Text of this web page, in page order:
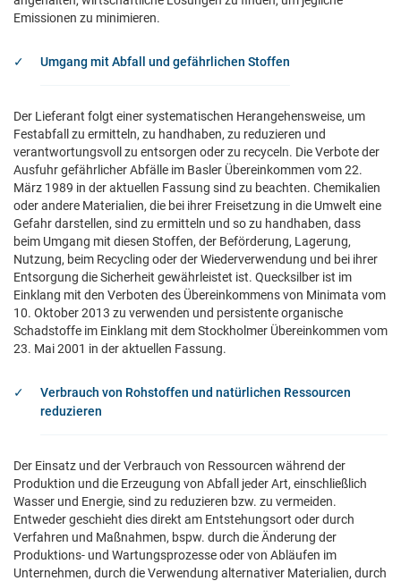
Emissionen zu minimieren.
Umgang mit Abfall und gefährlichen Stoffen
Der Lieferant folgt einer systematischen Herangehensweise, um
Festabfall zu ermitteln, zu handhaben, zu reduzieren und
verantwortungsvoll zu entsorgen oder zu recyceln. Die Verbote der
Ausfuhr gefährlicher Abfälle im Basler Übereinkommen vom 22.
März 1989 in der aktuellen Fassung sind zu beachten. Chemikalien
oder andere Materialien, die bei ihrer Freisetzung in die Umwelt eine
Gefahr darstellen, sind zu ermitteln und so zu handhaben, dass
beim Umgang mit diesen Stoffen, der Beförderung, Lagerung,
Nutzung, beim Recycling oder der Wiederverwendung und bei ihrer
Entsorgung die Sicherheit gewährleistet ist. Quecksilber ist im
Einklang mit den Verboten des Übereinkommens von Minimata vom
10. Oktober 2013 zu verwenden und persistente organische
Schadstoffe im Einklang mit dem Stockholmer Übereinkommen vom
23. Mai 2001 in der aktuellen Fassung.
Verbrauch von Rohstoffen und natürlichen Ressourcen
reduzieren
Der Einsatz und der Verbrauch von Ressourcen während der
Produktion und die Erzeugung von Abfall jeder Art, einschließlich
Wasser und Energie, sind zu reduzieren bzw. zu vermeiden.
Entweder geschieht dies direkt am Entstehungsort oder durch
Verfahren und Maßnahmen, bspw. durch die Änderung der
Produktions- und Wartungsprozesse oder von Abläufen im
Unternehmen, durch die Verwendung alternativer Materialien, durch